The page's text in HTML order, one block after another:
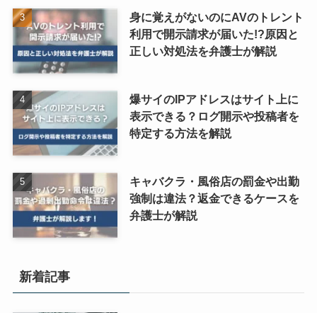
身に覚えがないのにAVのトレント
利用で開示請求が届いた!?原因と
正しい対処法を弁護士が解説
爆サイのIPアドレスはサイト上に
表示できる？ログ開示や投稿者を
特定する方法を解説
キャバクラ・風俗店の罰金や出勤
強制は違法？返金できるケースを
弁護士が解説
新着記事